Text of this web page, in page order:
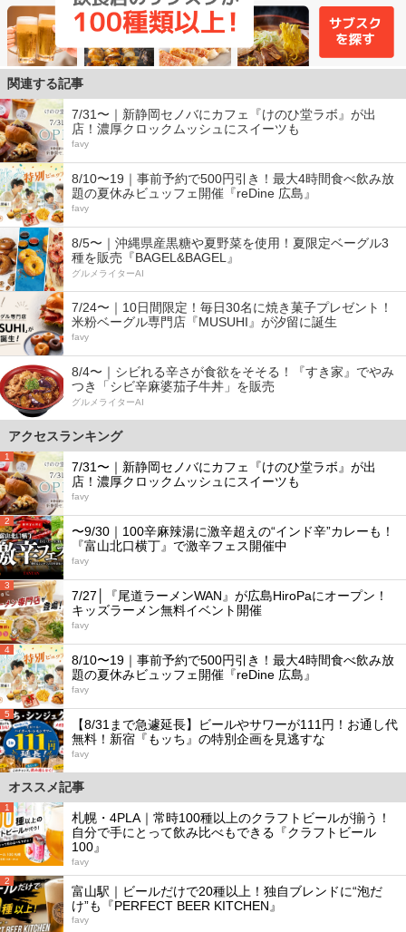
関連する記事
7/31〜｜新静岡セノバにカフェ『けのひ堂ラボ』が出
店！濃厚クロックムッシュにスイーツも
favy
8/10〜19｜事前予約で500円引き！最大4時間食べ飲み放
題の夏休みビュッフェ開催『reDine 広島』
favy
8/5〜｜沖縄県産黒糖や夏野菜を使用！夏限定ベーグル3
種を販売『BAGEL&BAGEL』
グルメライターAI
7/24〜｜10日間限定！毎日30名に焼き菓子プレゼント！
米粉ベーグル専門店『MUSUHI』が汐留に誕生
favy
8/4〜｜シビれる辛さが食欲をそそる！『すき家』でやみ
つき「シビ辛麻婆茄子牛丼」を販売
グルメライターAI
アクセスランキング
1
7/31〜｜新静岡セノバにカフェ『けのひ堂ラボ』が出
店！濃厚クロックムッシュにスイーツも
favy
2
〜9/30｜100辛麻辣湯に激辛超えの“インド辛”カレーも！
『富山北口横丁』で激辛フェス開催中
favy
3
7/27│『尾道ラーメンWAN』が広島HiroPaにオープン！
キッズラーメン無料イベント開催
favy
4
8/10〜19｜事前予約で500円引き！最大4時間食べ飲み放
題の夏休みビュッフェ開催『reDine 広島』
favy
5
【8/31まで急遽延長】ビールやサワーが111円！お通し代
無料！新宿『もッち』の特別企画を見逃すな
favy
オススメ記事
1
札幌・4PLA｜常時100種以上のクラフトビールが揃う！
自分で手にとって飲み比べもできる『クラフトビール
100』
favy
2
富山駅｜ビールだけで20種以上！独自ブレンドに“泡だ
け”も『PERFECT BEER KITCHEN』
favy